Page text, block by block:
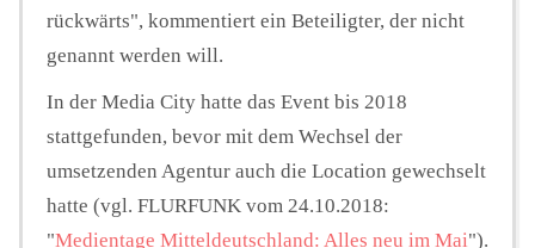
rückwärts", kommentiert ein Beteiligter, der nicht
genannt werden will.
In der Media City hatte das Event bis 2018
stattgefunden, bevor mit dem Wechsel der
umsetzenden Agentur auch die Location gewechselt
hatte (vgl. FLURFUNK vom 24.10.2018:
"Medientage Mitteldeutschland: Alles neu im Mai").